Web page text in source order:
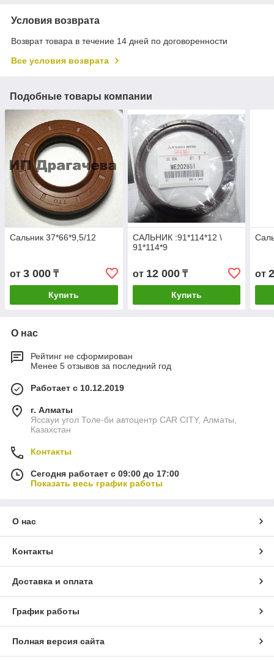
Условия возврата
Возврат товара в течение 14 дней по договоренности
Все условия возврата
Подобные товары компании
Сальник 37*66*9,5/12
от 3 000 ₸
Купить
САЛЬНИК :91*114*12 \
91*114*9
от 12 000₸
Купить
от
О нас
Рейтинг не сформирован
Менее 5 отзывов за последний год
Работает с 10.12.2019
г. Алматы
Яссауи угол Толе-би автоцентр CAR CITY, Алматы,
Казахстан
Контакты
Сегодня работает с 09:00 до 17:00
Показать весь график работы
О нас
Контакты
Доставка и оплата
График работы
Полная версия сайта